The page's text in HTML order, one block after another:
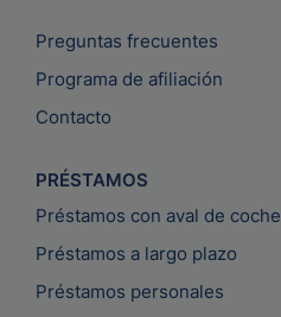
Preguntas frecuentes
Programa de afiliación
Contacto
PRÉSTAMOS
Préstamos con aval de coche
Préstamos a largo plazo
Préstamos personales